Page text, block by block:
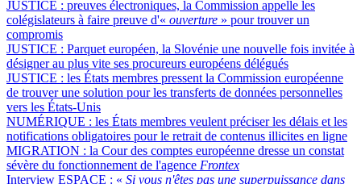
JUSTICE : preuves électroniques, la Commission appelle les
colégislateurs à faire preuve d'« ouverture » pour trouver un
compromis
JUSTICE : Parquet européen, la Slovénie une nouvelle fois invitée à
désigner au plus vite ses procureurs européens délégués
JUSTICE : les États membres pressent la Commission européenne
de trouver une solution pour les transferts de données personnelles
vers les États-Unis
NUMÉRIQUE : les États membres veulent préciser les délais et les
notifications obligatoires pour le retrait de contenus illicites en ligne
MIGRATION : la Cour des comptes européenne dresse un constat
sévère du fonctionnement de l'agence Frontex
Interview ESPACE : « Si vous n'êtes pas une superpuissance dans